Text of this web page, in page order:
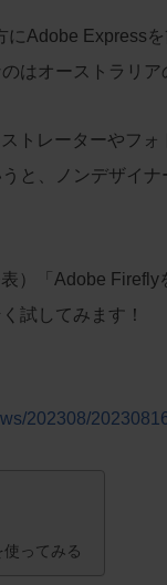
にAdobe Express
はオーストラリ
トレーターやフ
と、ノンデザイ
）「Adobe
試してみます！
202308/
ってみる